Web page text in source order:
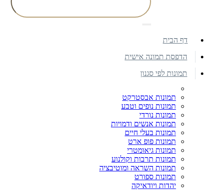
דף הבית
הדפסת תמונה אישית
תמונות לפי סגנון
תמונות אבסטרקט
תמונות נופים וטבע
תמונות נורדי
תמונות אנשים ודמויות
תמונות בעלי חיים
תמונות פופ ארט
תמונות גיאומטרי
תמונות תרבות וקולנוע
תמונות השראה ומוטיבציה
תמונות ספורט
יהדות ויודאיקה